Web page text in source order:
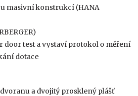
masivní konstrukcí (HANA
door test a vystaví protokol o měření
dotace
a dvojitý prosklený plášť